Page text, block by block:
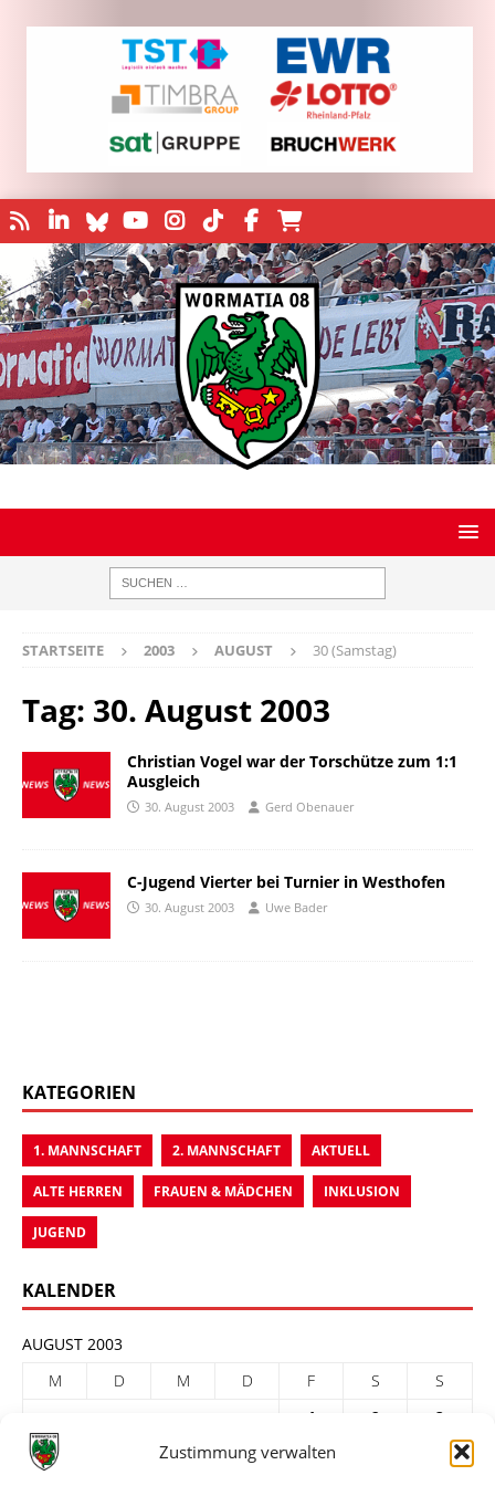
Zustimmung verwalten
STARTSEITE 2003 AUGUST 30 (Samstag)
Tag: 30. August 2003
Christian Vogel war der Torschütze zum 1:1
Ausgleich
30. August 2003 Gerd Obenauer
C-Jugend Vierter bei Turnier in Westhofen
30. August 2003 Uwe Bader
KATEGORIEN
1. MANNSCHAFT 2. MANNSCHAFT AKTUELL
ALTE HERREN FRAUEN & MÄDCHEN INKLUSION
JUGEND
KALENDER
AUGUST 2003
M
D M D F S
S
1
2
3
4
6 7 8